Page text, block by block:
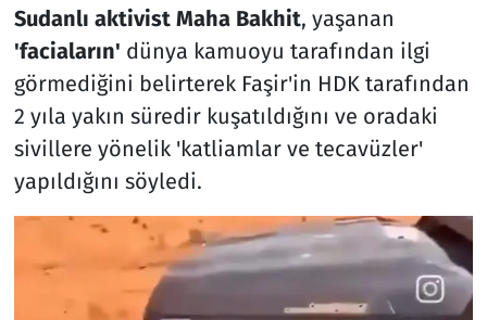
Sudanlı aktivist Maha Bakhit, yaşanan
'faciaların' dünya kamuoyu tarafından ilgi
görmediğini belirterek Faşir'in HDK tarafından
2 yıla yakın süredir kuşatıldığını ve oradaki
sivillere yönelik 'katliamlar ve tecavüzler'
yapıldığını söyledi.